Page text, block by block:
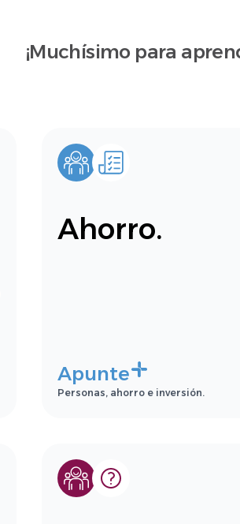
¡Muchísimo para
Ahorro.
Apunte
Personas, ahorro e inversión.